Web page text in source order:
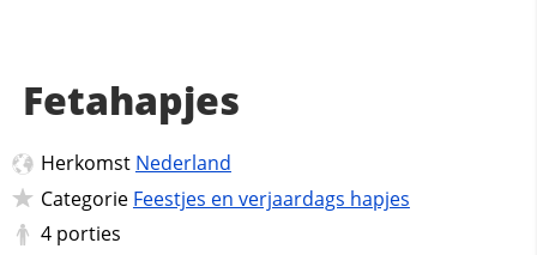
Fetahapjes
Herkomst Nederland
Categorie Feestjes en verjaardags hapjes
4 porties